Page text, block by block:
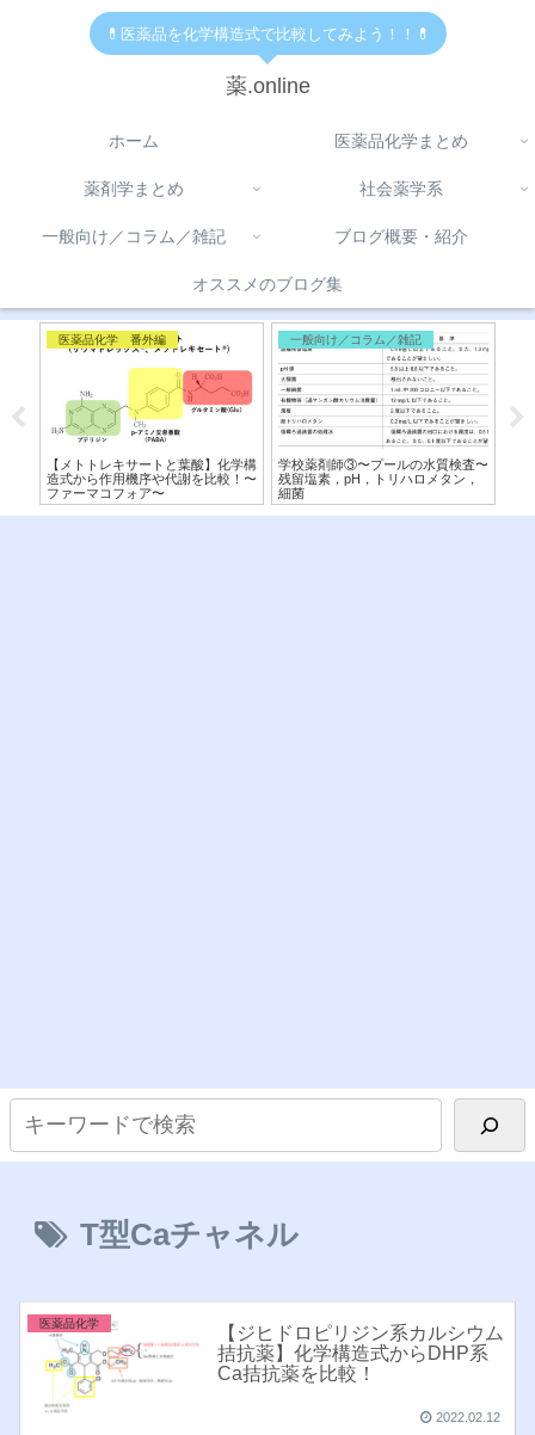
💊医薬品を化学構造式で比較してみよう！！💊
薬.online
ホーム 医薬品化学まとめ
薬剤学まとめ 社会薬学系
一般向け／コラム／雑記 ブログ概要・紹介
オススメのブログ集
医薬品化学 番外編
【メトトレキサートと葉酸】化学構
造式から作用機序や代謝を比較！〜
ファーマコフォア〜
一般向け／コラム／雑記
学校薬剤師③〜プールの水質検査〜
残留塩素，pH，トリハロメタン，
細菌
T型Caチャネル
医薬品化学
【ジヒドロピリジン系カルシウム
拮抗薬】化学構造式からDHP系
Ca拮抗薬を比較！
2022.02.12